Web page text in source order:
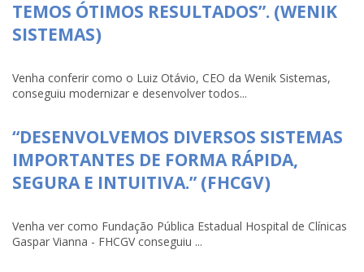
TEMOS ÓTIMOS RESULTADOS”. (WENIK
SISTEMAS)
Venha conferir como o Luiz Otávio, CEO da Wenik Sistemas,
conseguiu modernizar e desenvolver todos...
“DESENVOLVEMOS DIVERSOS SISTEMAS
IMPORTANTES DE FORMA RÁPIDA,
SEGURA E INTUITIVA.” (FHCGV)
Venha ver como Fundação Pública Estadual Hospital de Clínicas
Gaspar Vianna - FHCGV conseguiu ...